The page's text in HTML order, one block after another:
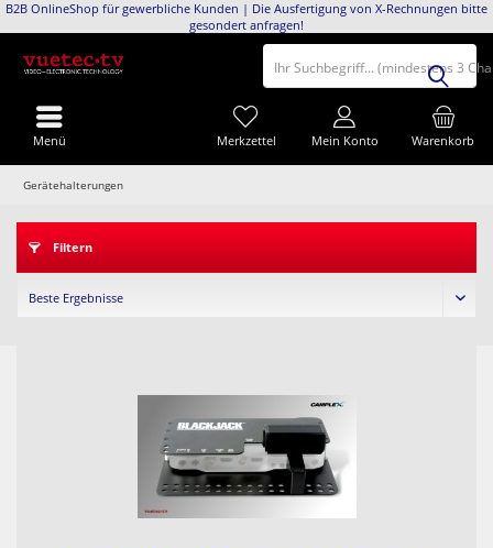
B2B OnlineShop für gewerbliche Kunden | Die Ausfertigung von X-Rechnungen bitte
gesondert anfragen!
Ihr Suchbegriff... (mindestens 3
Warenkorb
Merkzettel Mein Konto
Menü
Gerätehalterungen
Filtern